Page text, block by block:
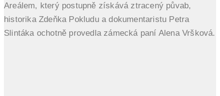
Areálem, který postupně získává ztracený půvab,
historika Zdeňka Pokludu a dokumentaristu Petra
Slintáka ochotně provedla zámecká paní Alena Vršková.